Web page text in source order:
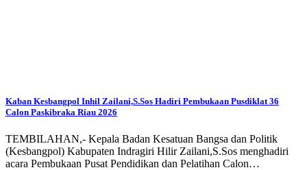
Kaban Kesbangpol Inhil Zailani,S.Sos Hadiri Pembukaan Pusdiklat 36
Calon Paskibraka Riau 2026
TEMBILAHAN,- Kepala Badan Kesatuan Bangsa dan Politik
(Kesbangpol) Kabupaten Indragiri Hilir Zailani,S.Sos menghadiri
acara Pembukaan Pusat Pendidikan dan Pelatihan Calon…